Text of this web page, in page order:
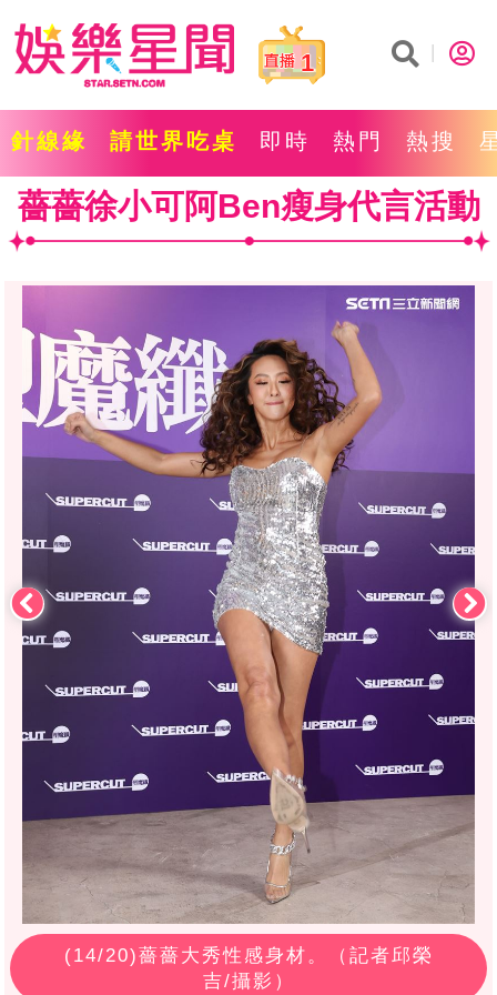
1
針線緣 請世界吃桌 即時 熱門 熱搜
薔薔徐小可阿Ben瘦身代言活動
(14/20)薔薔大秀性感身材。（記者邱榮
吉/攝影）